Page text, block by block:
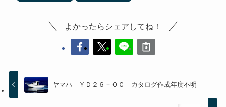
よかったらシェアしてね！
ヤマハ ＹＤ２６－ＯＣ カタログ作成年度不明